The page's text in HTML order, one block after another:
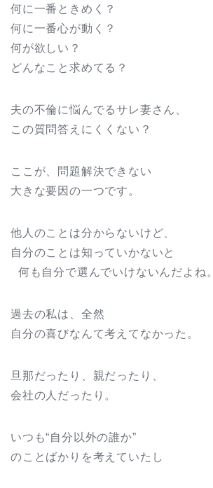
何に一番ときめく？
何に一番心が動く？
何が欲しい？
どんなこと求めてる？
夫の不倫に悩んでるサレ妻さん、
この質問答えにくくない？
ここが、問題解決できない
大きな要因の一つです。
他人のことは分からないけど、
自分のことは知っていかないと
何も自分で選んでいけないんだよね。
過去の私は、全然
自分の喜びなんて考えてなかった。
旦那だったり、親だったり、
会社の人だったり。
いつも“自分以外の誰か”
のことばかりを考えていたし